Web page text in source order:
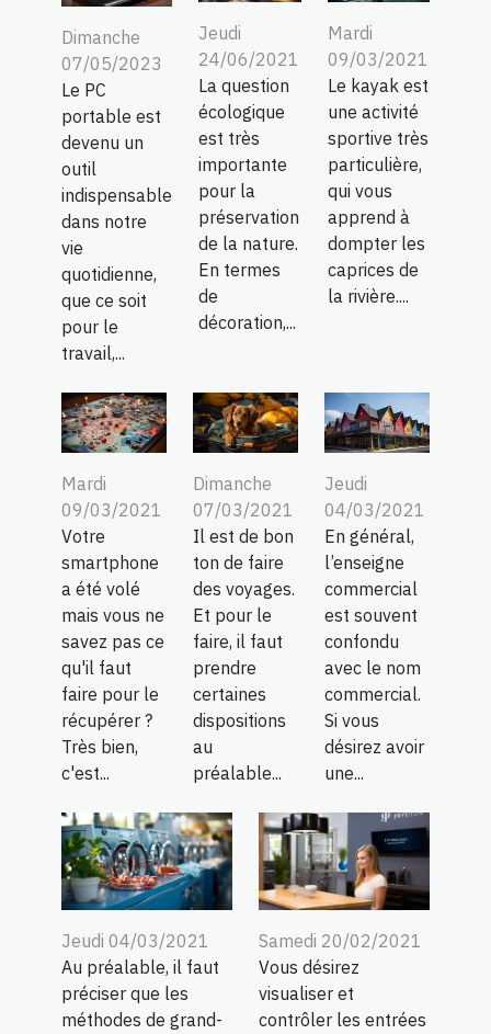
Dimanche
07/05/2023
Le PC
portable est
devenu un
outil
indispensable
dans notre
vie
quotidienne,
que ce soit
pour le
travail,...
Jeudi
24/06/2021
La question
écologique
est très
importante
pour la
préservation
de la nature.
En termes
de
décoration,...
Mardi
09/03/2021
Le kayak est
une activité
sportive très
particulière,
qui vous
apprend à
dompter les
caprices de
la rivière....
Mardi
09/03/2021
Votre
smartphone
a été volé
mais vous ne
savez pas ce
qu'il faut
faire pour le
récupérer ?
Très bien,
c'est...
Dimanche
07/03/2021
Il est de bon
ton de faire
des voyages.
Et pour le
faire, il faut
prendre
certaines
dispositions
au
préalable...
Jeudi
04/03/2021
En général,
l’enseigne
commercial
est souvent
confondu
avec le nom
commercial.
Si vous
désirez avoir
une...
Jeudi 04/03/2021
Au préalable, il faut
préciser que les
méthodes de grand-
Samedi 20/02/2021
Vous désirez
visualiser et
contrôler les entrées